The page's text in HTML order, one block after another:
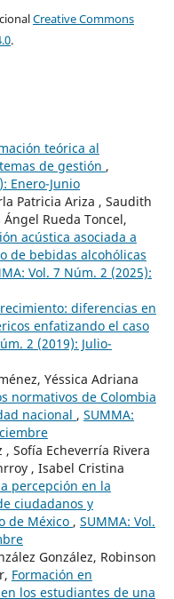
Creative Commons
.
teórica al
de gestión ,
Enero-Junio
Patricia Ariza , Saudith
Rueda Toncel,
acústica asociada a
de bebidas alcohólicas
Vol. 7 Núm. 2 (2025):
diferencias en
enfatizando el caso
2 (2019): Julio-
Yéssica Adriana
normativos de Colombia
nacional , SUMMA:
Sofía Echeverría Rivera
, Isabel Cristina
percepción en la
ciudadanos y
de México , SUMMA: Vol.
González, Robinson
Formación en
los estudiantes de una